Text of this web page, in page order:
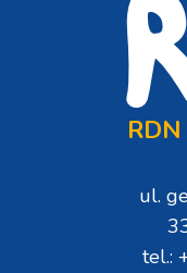
ul.
tel.: